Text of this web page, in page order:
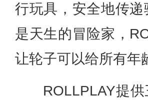
行玩具，安全地传
是天生的冒险家，
让轮子可以给所有年
ROLLPLAY提